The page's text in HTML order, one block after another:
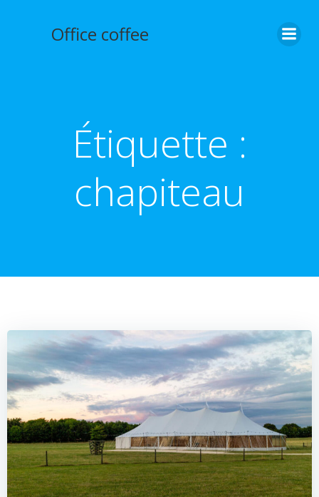
Office coffee
Étiquette :
chapiteau